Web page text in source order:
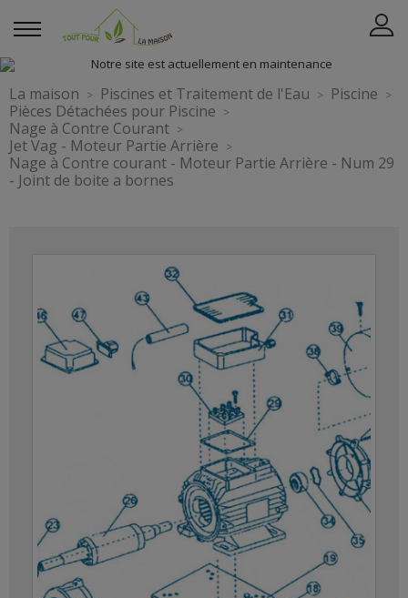
La maison Piscines et Traitement de l'Eau
Piscine
Pièces Détachées pour Piscine
Nage à Contre Courant
Jet Vag - Moteur Partie Arrière
Nage à Contre courant - Moteur Partie Arrière - Num 29
- Joint de boite a bornes